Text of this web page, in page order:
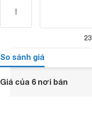
23
So sánh giá
Giá của 6 nơi bán